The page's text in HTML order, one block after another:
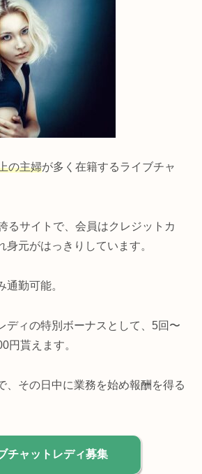
の主婦が多く在籍するライブチャ
るサイトで、会員はクレジットカ
身元がはっきりしています。
通勤可能。
ディの特別ボーナスとして、5回〜
円貰えます。
、その日中に業務を始め報酬を得る
チャットレディ募集